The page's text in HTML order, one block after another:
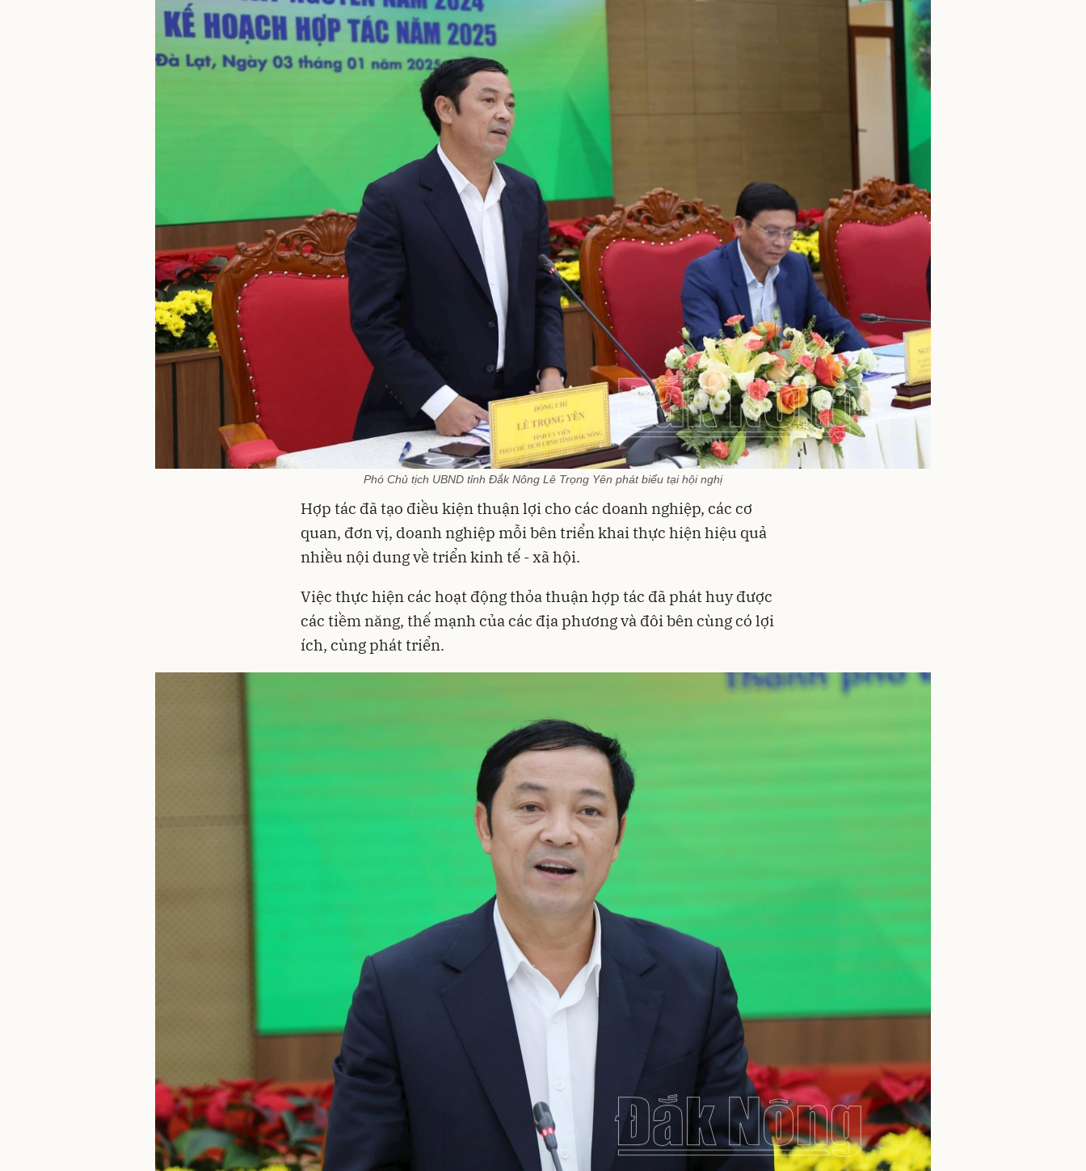
Phó Chủ tịch UBND tỉnh Đắk Nông Lê Trọng Yên phát biểu tại hội nghị
Hợp tác đã tạo điều kiện thuận lợi cho các doanh nghiệp, các cơ
quan, đơn vị, doanh nghiệp mỗi bên triển khai thực hiện hiệu quả
nhiều nội dung về triển kinh tế - xã hội.
Việc thực hiện các hoạt động thỏa thuận hợp tác đã phát huy được
các tiềm năng, thế mạnh của các địa phương và đôi bên cùng có lợi
ích, cùng phát triển.